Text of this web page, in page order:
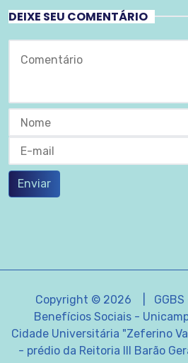
DEIXE SEU COMENTÁRIO
Enviar
Copyright © 2026 | GGBS
Benefícios Sociais -
Cidade Universitária "Zeferino
- prédio da Reitoria III Barão